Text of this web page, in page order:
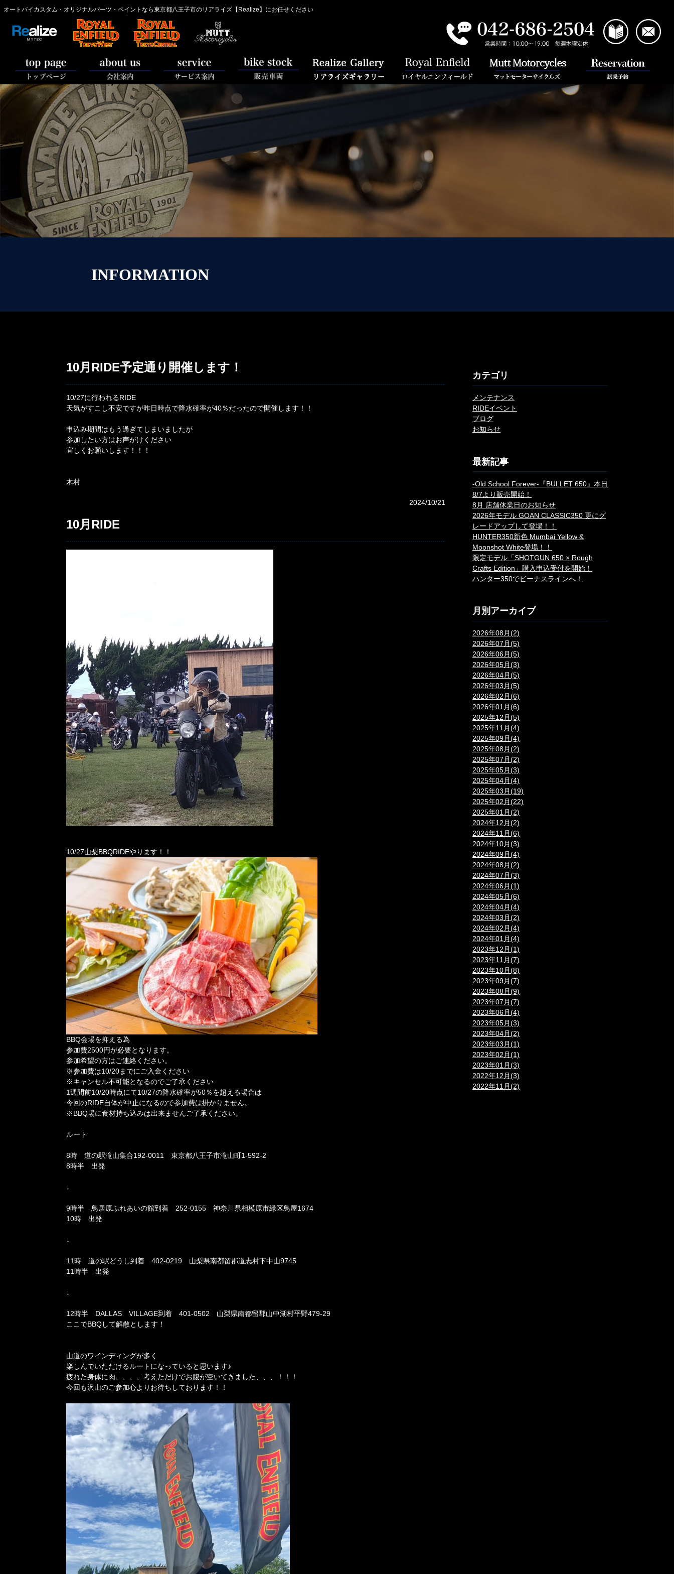
オートバイカスタム・オリジナルパーツ・ペイントなら東京都八王子市のリアライズ【Realize】にお任せください
INFORMATION
10月RIDE予定通り開催します！
10/27に行われるRIDE
天気がすこし不安ですが昨日時点で降水確率が40％だったので開催します！！
申込み期間はもう過ぎてしまいましたが
参加したい方はお声がけください
宜しくお願いします！！！
木村
2024/10/21
10月RIDE
10/27山梨BBQRIDEやります！！
BBQ会場を抑える為
参加費2500円が必要となります。
参加希望の方はご連絡ください。
※参加費は10/20までにご入金ください
※キャンセル不可能となるのでご了承ください
1週間前10/20時点にて10/27の降水確率が50％を超える場合は
今回のRIDE自体が中止になるので参加費は掛かりません。
※BBQ場に食材持ち込みは出来ませんご了承ください。
ルート
8時 道の駅滝山集合192-0011 東京都八王子市滝山町1-592-2
8時半 出発
↓
9時半 鳥居原ふれあいの館到着 252-0155 神奈川県相模原市緑区鳥屋1674
10時 出発
↓
11時 道の駅どうし到着 402-0219 山梨県南都留郡道志村下中山9745
11時半 出発
↓
12時半 DALLAS VILLAGE到着 401-0502 山梨県南都留郡山中湖村平野479-29
ここでBBQして解散とします！
山道のワインディングが多く
楽しんでいただけるルートになっていると思います♪
疲れた身体に肉、、、、考えただけでお腹が空いてきました、、、！！！
今回も沢山のご参加心よりお待ちしております！！
カテゴリ
メンテナンス
RIDEイベント
ブログ
お知らせ
最新記事
-Old School Forever-『BULLET 650』本日
8/7より販売開始！
8月 店舗休業日のお知らせ
2026年モデル GOAN CLASSIC350 更にグ
レードアップして登場！！
HUNTER350新色 Mumbai Yellow &
Moonshot White登場！！
限定モデル「SHOTGUN 650 × Rough
Crafts Edition」購入申込受付を開始！
ハンター350でビーナスラインへ！
月別アーカイブ
2026年08月(2)
2026年07月(5)
2026年06月(5)
2026年05月(3)
2026年04月(5)
2026年03月(5)
2026年02月(6)
2026年01月(6)
2025年12月(5)
2025年11月(4)
2025年09月(4)
2025年08月(2)
2025年07月(2)
2025年05月(3)
2025年04月(4)
2025年03月(19)
2025年02月(22)
2025年01月(2)
2024年12月(2)
2024年11月(6)
2024年10月(3)
2024年09月(4)
2024年08月(2)
2024年07月(3)
2024年06月(1)
2024年05月(6)
2024年04月(4)
2024年03月(2)
2024年02月(4)
2024年01月(4)
2023年12月(1)
2023年11月(7)
2023年10月(8)
2023年09月(7)
2023年08月(9)
2023年07月(7)
2023年06月(4)
2023年05月(3)
2023年04月(2)
2023年03月(1)
2023年02月(1)
2023年01月(3)
2022年12月(3)
2022年11月(2)